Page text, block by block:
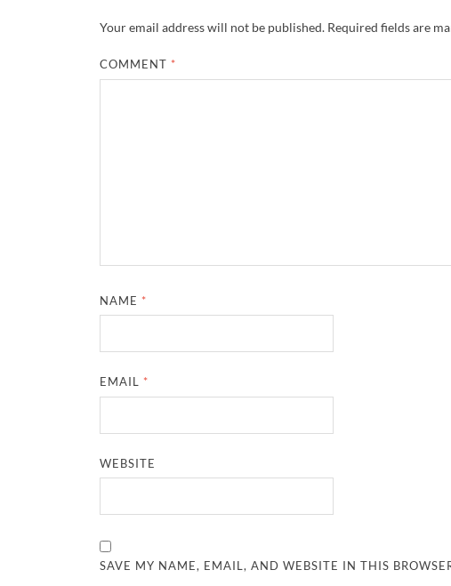
Your email address will not be published. Required fields are
COMMENT *
NAME *
EMAIL *
WEBSITE
SAVE MY NAME, EMAIL, AND WEBSITE IN THIS